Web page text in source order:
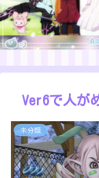
Ver6で人が
未分類